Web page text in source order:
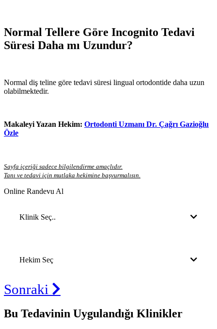
Normal Tellere Göre Incognito Tedavi
Süresi Daha mı Uzundur?
Normal diş teline göre tedavi süresi lingual ortodontide daha uzun
olabilmektedir.
Makaleyi Yazan Hekim: Ortodonti Uzmanı Dr. Çağrı Gazioğlu
Özle
Sayfa içeriği sadece bilgilendirme amaçlıdır.
Tanı ve tedavi için mutlaka hekimine başvurmalısın.
Online Randevu Al
Klinik Seç..
Hekim Seç
Sonraki
Bu Tedavinin Uygulandığı Klinikler